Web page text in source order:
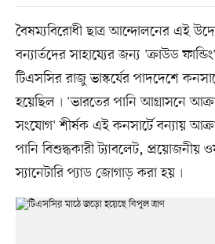
বৈষম্যবিরোধী ছাত্র আন্দোলনের এই
বন্যার্তদের সাহায্যের জন্য 'ক্রাউড
টিএসসির রাজু ভাস্কর্যের পাদদেশে
হয়েছিল৷ 'ভারতের পানি আগ্রাসনে
সংযোগ' শীর্ষক এই কনসার্টে বন্যায়
পানি বিশুদ্ধকারী ট্যাবলেট,
স্যানেটারি প্যাড জোগাড় করা হয়৷